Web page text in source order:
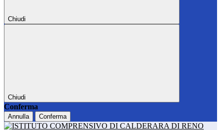
Chiudi
Chiudi
Conferma
Annulla Conferma